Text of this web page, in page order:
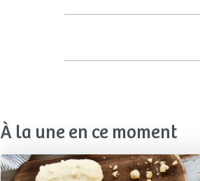
À la une en ce moment